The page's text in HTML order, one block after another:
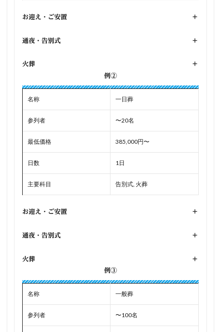
お迎え・ご安置 +
通夜・告別式 +
火葬
+
例②
名称 一日葬
参列者 〜20名
最低価格 385,000円〜
日数 1日
主要科目 告別式, 火葬
お迎え・ご安置 +
通夜・告別式 +
火葬
+
例③
名称 一般葬
参列者 〜100名